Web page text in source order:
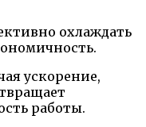
охлаждать
ускорение,
работы.